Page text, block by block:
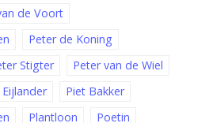
de Voort
Peter de Koning
Stigter
Peter van de Wiel
Piet Bakker
Plantloon
Poetin